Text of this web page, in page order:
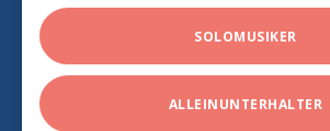
SOLOMUSIKER
ALLEINUNTERHALTER